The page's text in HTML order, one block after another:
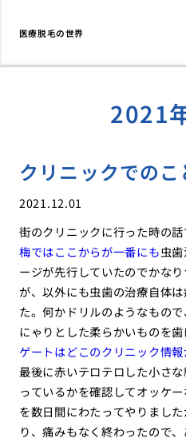
医療脱毛の世界
2021
クリニックでのこ
2021.12.01
街のクリニックに行った時の話
梅ではここからが一番にも虫
ージが先行していたのでかな
が、以外にも虫歯の治療自体
た。何かドリルのようなもの
にゃりとした柔らかいものを歯
ゲートはどこのクリニック情
最後に赤いテロテロした小さ
っているかを確認してオッケ
を数日間にわたってやりまし
り、痛みもなく終わったので